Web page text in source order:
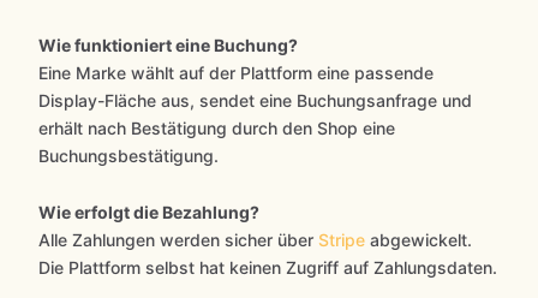
Wie funktioniert eine Buchung?
Eine Marke wählt auf der Plattform eine passende
Display-Fläche aus, sendet eine Buchungsanfrage und
erhält nach Bestätigung durch den Shop eine
Buchungsbestätigung.
Wie erfolgt die Bezahlung?
Alle Zahlungen werden sicher über Stripe abgewickelt.
Die Plattform selbst hat keinen Zugriff auf Zahlungsdaten.